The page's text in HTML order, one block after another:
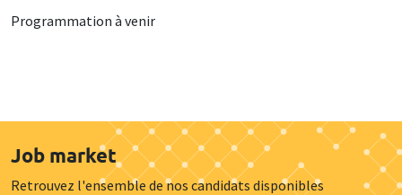
Programmation à venir
Job market
Retrouvez l'ensemble de nos candidats disponibles